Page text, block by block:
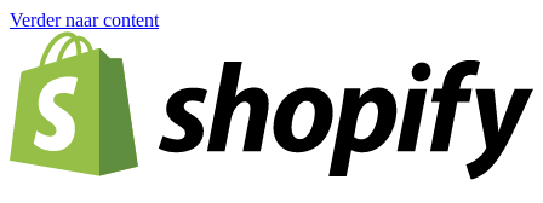
Verder naar content